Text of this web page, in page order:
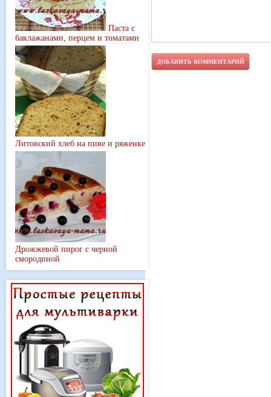
Паста с
баклажанами, перцем и томатами
Литовский хлеб на пиве и ряженке
Дрожжевой пирог с черной
смородиной